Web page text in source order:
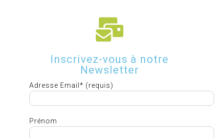
Inscrivez-vous à notre
Newsletter
Adresse Email* (requis)
Prénom